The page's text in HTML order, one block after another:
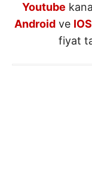
Youtube
Androidve IOS
fiyat